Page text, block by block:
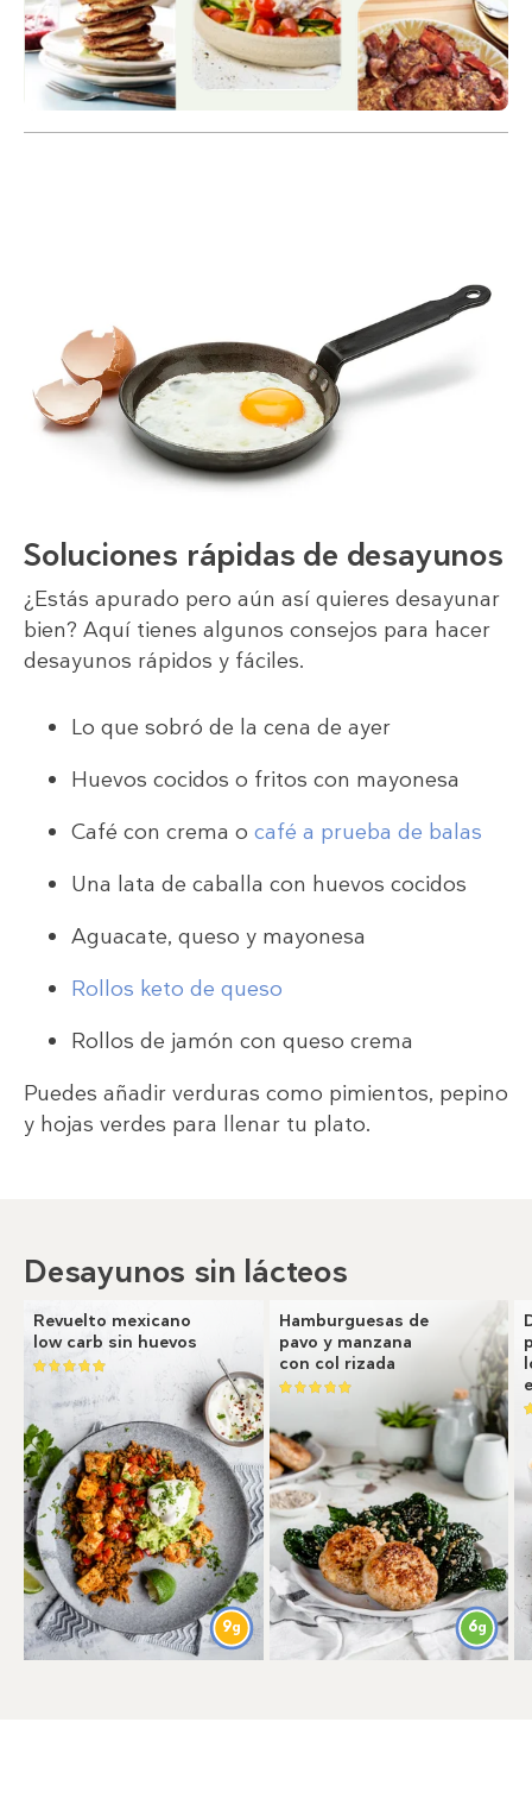
Soluciones rápidas de desayunos
¿Estás apurado pero aún así quieres desayunar
bien? Aquí tienes algunos consejos para hacer
desayunos rápidos y fáciles.
Lo que sobró de la cena de ayer
Huevos cocidos o fritos con mayonesa
Café con crema o café a prueba de balas
Una lata de caballa con huevos cocidos
Aguacate, queso y mayonesa
Rollos keto de queso
Rollos de jamón con queso crema
Puedes añadir verduras como pimientos, pepino
y hojas verdes para llenar tu plato.
Desayunos sin lácteos
Revuelto mexicano
low carb sin huevos
9g
Hamburguesas de
pavo y manzana
con col rizada
6g